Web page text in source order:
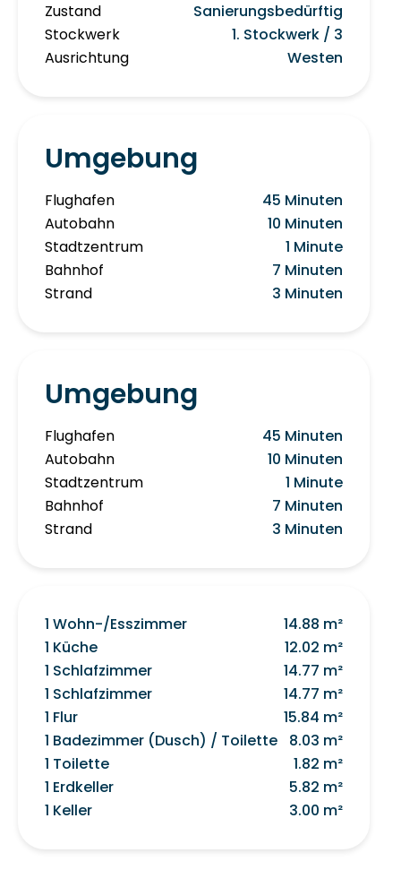
Zustand
Sanierungsbedürftig
Stockwerk
1. Stockwerk / 3
Ausrichtung
Westen
Umgebung
Flughafen
45 Minuten
Autobahn
10 Minuten
Stadtzentrum
1 Minute
Bahnhof
7 Minuten
Strand
3 Minuten
Umgebung
Flughafen
45 Minuten
Autobahn
10 Minuten
Stadtzentrum
1 Minute
Bahnhof
7 Minuten
Strand
3 Minuten
1 Wohn-/Esszimmer
14.88 m²
1 Küche
12.02 m²
1 Schlafzimmer
14.77 m²
1 Schlafzimmer
14.77 m²
1 Flur
15.84 m²
1 Badezimmer (Dusch) / Toilette
8.03 m²
1 Toilette
1.82 m²
1 Erdkeller
5.82 m²
1 Keller
3.00 m²